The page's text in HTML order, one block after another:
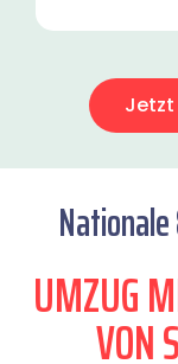
Jetzt
UMZUG
VON